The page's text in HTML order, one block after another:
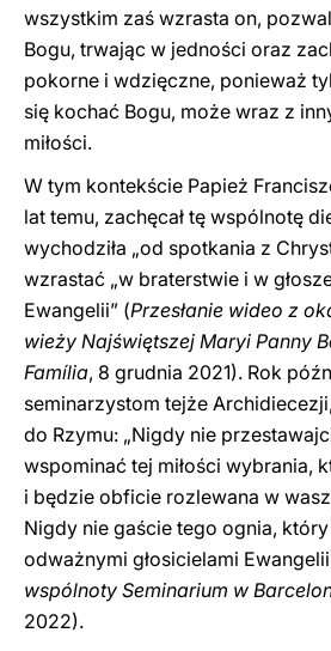
wszystkim zaś wzrasta on,
Bogu, trwając w jedności oraz
pokorne i wdzięczne, ponieważ
się kochać Bogu, może wraz z
miłości.
W tym kontekście Papież
lat temu, zachęcał tę wspólnotę
wychodziła „od spotkania z
wzrastać „w braterstwie i w
Ewangelii” (Przesłanie wideo z
wieży Najświętszej Maryi Panny
Família, 8 grudnia 2021). Rok
seminarzystom tejże
do Rzymu: „Nigdy nie
wspominać tej miłości wybrania,
i będzie obficie rozlewana w
Nigdy nie gaście tego ognia,
odważnymi głosicielami
wspólnoty Seminarium w
2022).